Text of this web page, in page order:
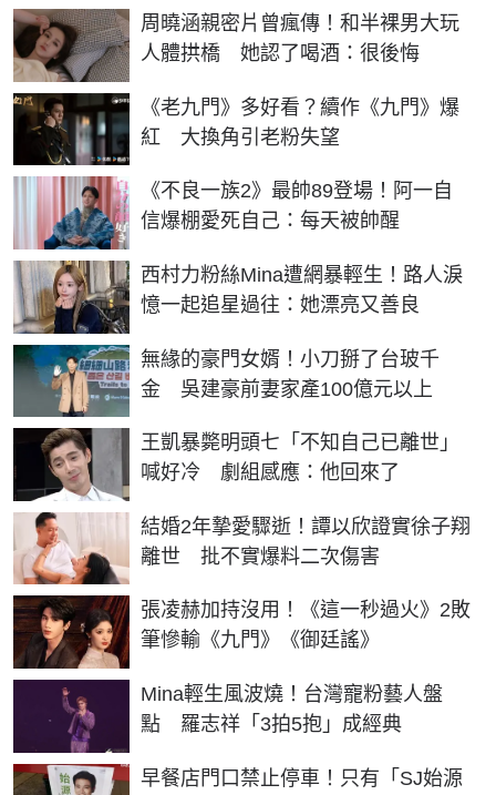
周曉涵親密片曾瘋傳！和半裸男大玩
人體拱橋 她認了喝酒：很後悔
《老九門》多好看？續作《九門》爆
紅 大換角引老粉失望
《不良一族2》最帥89登場！阿一自
信爆棚愛死自己：每天被帥醒
西村力粉絲Mina遭網暴輕生！路人淚
憶一起追星過往：她漂亮又善良
無緣的豪門女婿！小刀掰了台玻千
金 吳建豪前妻家產100億元以上
王凱暴斃明頭七「不知自己已離世」
喊好冷 劇組感應：他回來了
結婚2年摯愛驟逝！譚以欣證實徐子翔
離世 批不實爆料二次傷害
張凌赫加持沒用！《這一秒過火》2敗
筆慘輸《九門》《御廷謠》
Mina輕生風波燒！台灣寵粉藝人盤
點 羅志祥「3拍5抱」成經典
早餐店門口禁止停車！只有「SJ始源